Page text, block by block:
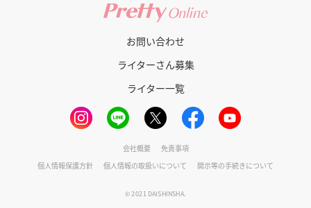
お問い合わせ
ライターさん募集
ライター一覧
会社概要
免責事項
個人情報保護方針
個人情報の取扱いについて 開示等の手続きについて
© 2021 DAISHINSHA.